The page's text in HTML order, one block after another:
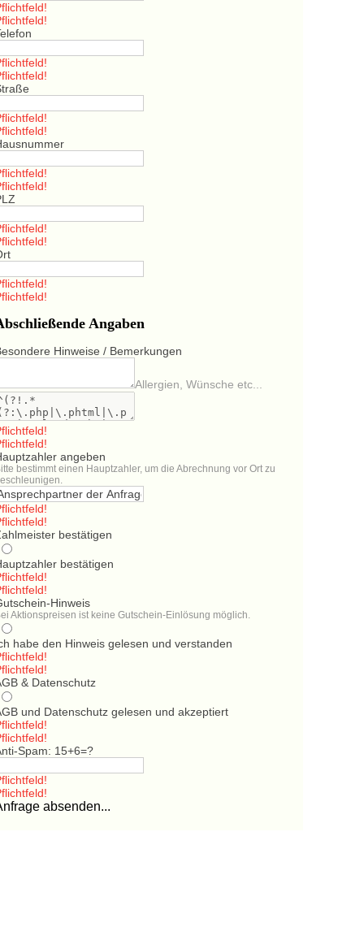
Angaben
Hinweise / Bemerkungen
Allergien, Wünsche etc...
angeben
bestimmt einen Hauptzahler, um die Abrechnung vor Ort zu
bestätigen
bestätigen
Hinweis
Aktionspreisen ist keine Gutschein-Einlösung möglich.
habe den Hinweis gelesen und verstanden
& Datenschutz
und Datenschutz gelesen und akzeptiert
Spam: 15+6=?
absenden...